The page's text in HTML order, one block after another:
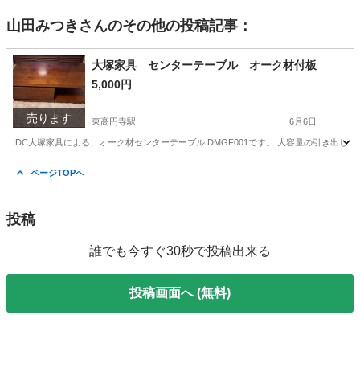
山田みつき さんのその他の投稿記事：
売ります
大塚家具 センターテーブル オーク材付板
5,000円
東高円寺駅 6月6日
IDC大塚家具による、オーク材センターテーブル DMGF001です。 大容量の引き出し
ページTOPへ
投稿
誰でも今すぐ30秒で投稿出来る
投稿画面へ (無料)